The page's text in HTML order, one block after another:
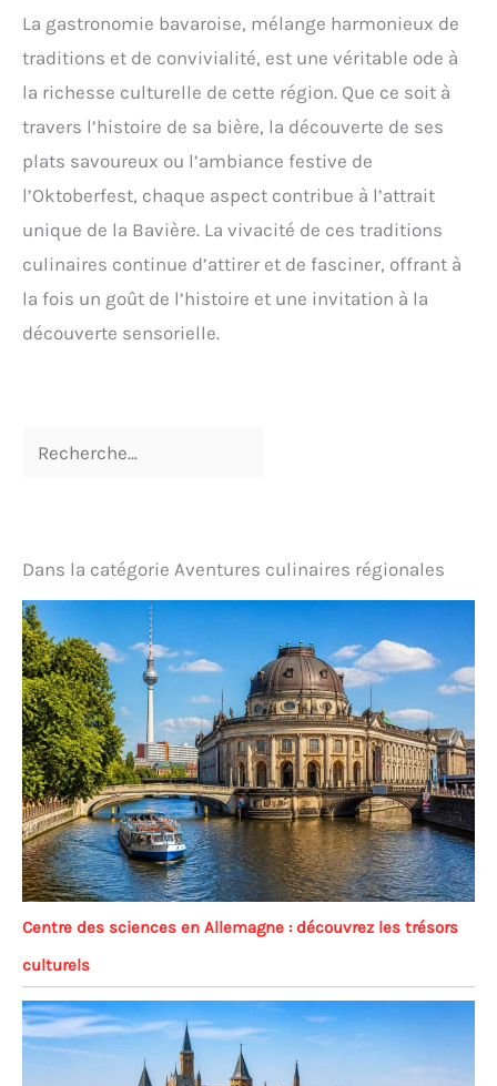
La gastronomie bavaroise, mélange harmonieux de
traditions et de convivialité, est une véritable ode à
la richesse culturelle de cette région. Que ce soit à
travers l’histoire de sa bière, la découverte de ses
plats savoureux ou l’ambiance festive de
l’Oktoberfest, chaque aspect contribue à l’attrait
unique de la Bavière. La vivacité de ces traditions
culinaires continue d’attirer et de fasciner, offrant à
la fois un goût de l’histoire et une invitation à la
découverte sensorielle.
Dans la catégorie Aventures culinaires régionales
Centre des sciences en Allemagne : découvrez les trésors
culturels